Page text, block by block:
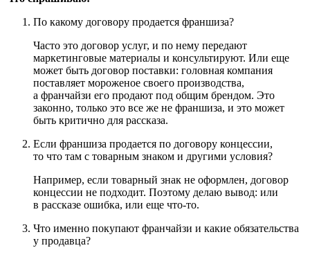
По какому договору продается франшиза?
Часто это договор услуг, и по нему передают
маркетинговые материалы и консультируют. Или еще
может быть договор поставки: головная компания
поставляет мороженое своего производства,
а франчайзи его продают под общим брендом. Это
законно, только это все же не франшиза, и это может
быть критично для рассказа.
Если франшиза продается по договору концессии,
то что там с товарным знаком и другими условия?
Например, если товарный знак не оформлен, договор
концессии не подходит. Поэтому делаю вывод: или
в рассказе ошибка, или еще что-то.
Что именно покупают франчайзи и какие обязательства
у продавца?